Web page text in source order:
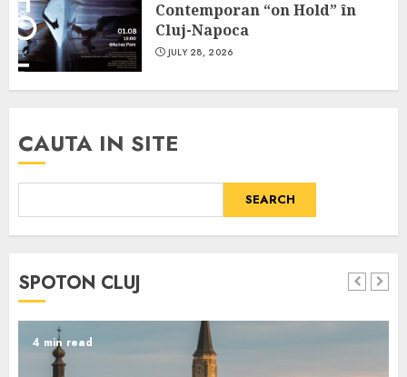
Contemporan “on Hold” în
Cluj-Napoca
JULY 28, 2026
CAUTA IN SITE
SEARCH
SPOTON CLUJ
4 min read